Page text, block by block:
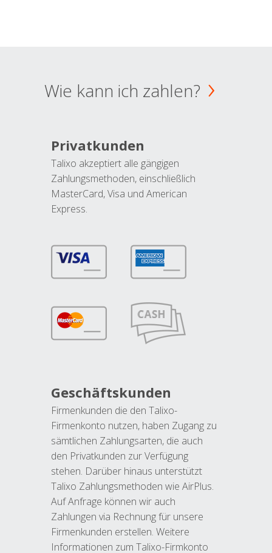
Wie kann ich zahlen?
Privatkunden
Talixo akzeptiert alle gängigen
Zahlungsmethoden, einschließlich
MasterCard, Visa und American
Express.
Geschäftskunden
Firmenkunden die den Talixo-
Firmenkonto nutzen, haben Zugang zu
sämtlichen Zahlungsarten, die auch
den Privatkunden zur Verfügung
stehen. Darüber hinaus unterstützt
Talixo Zahlungsmethoden wie AirPlus.
Auf Anfrage können wir auch
Zahlungen via Rechnung für unsere
Firmenkunden erstellen. Weitere
Informationen zum Talixo-Firmkonto